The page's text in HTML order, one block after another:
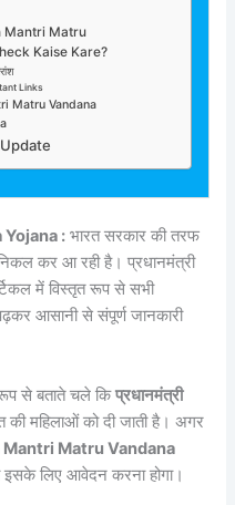
Mantri Matru
Kaise Kare?
Links
Matru Vandana
: भारत सरकार की तरफ
कर आ रही है। प्रधानमंत्री
में विस्तृत रूप से सभी
आसानी से संपूर्ण जानकारी
रूप से बताते चले किप्रधानमंत्री
की महिलाओं को दी जाती है। अगर
Mantri Matru Vandana
इसके लिए आवेदन करना होगा।